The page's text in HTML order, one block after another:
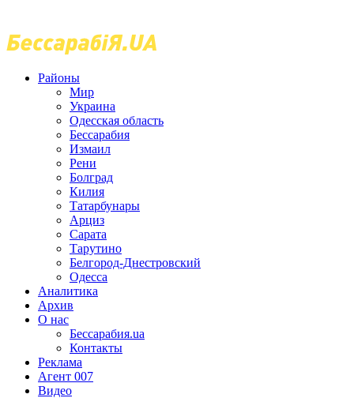
Районы
Мир
Украина
Одесская область
Бессарабия
Измаил
Рени
Болград
Килия
Татарбунары
Арциз
Сарата
Тарутино
Белгород-Днестровский
Одесса
Аналитика
Архив
О нас
Бессарабия.ua
Контакты
Реклама
Агент 007
Видео